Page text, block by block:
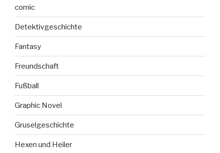
comic
Detektivgeschichte
Fantasy
Freundschaft
Fußball
Graphic Novel
Gruselgeschichte
Hexen und Heiler